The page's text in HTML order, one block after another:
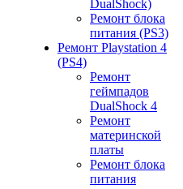
DualShock)
Ремонт блока
питания (PS3)
Ремонт Playstation 4
(PS4)
Ремонт
геймпадов
DualShock 4
Ремонт
материнской
платы
Ремонт блока
питания